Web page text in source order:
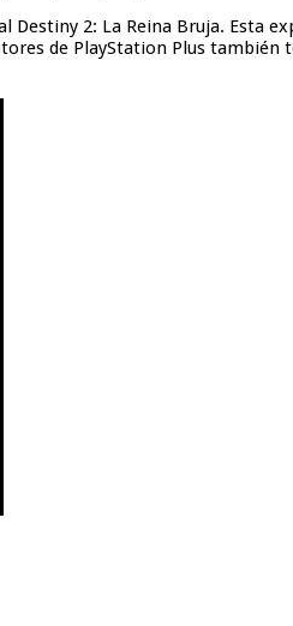
2: La Reina Bruja. Esta
de PlayStation Plus también